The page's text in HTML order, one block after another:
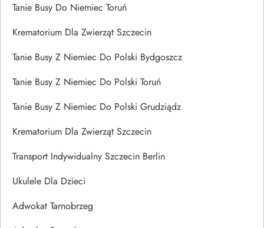
Tanie Busy Do Niemiec Toruń
Krematorium Dla Zwierząt Szczecin
Tanie Busy Z Niemiec Do Polski Bydgoszcz
Tanie Busy Z Niemiec Do Polski Toruń
Tanie Busy Z Niemiec Do Polski Grudziądz
Krematorium Dla Zwierząt Szczecin
Transport Indywidualny Szczecin Berlin
Ukulele Dla Dzieci
Adwokat Tarnobrzeg